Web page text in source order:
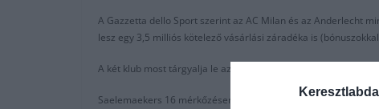
A Gazzetta dello Sport szerint az AC Milan és az Anderlecht
lesz egy 3,5 milliós kötelező vásárlási záradéka is
A két klub most tárgyalja le az utolsó részleteket a játékossal,
Saelemaekers 16 mérkőzésen lépett pályára az idei